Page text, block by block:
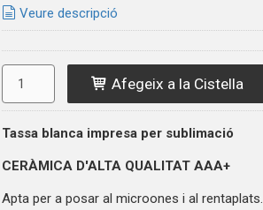
Veure descripció
Afegeix a la Cistella
Tassa blanca impresa per sublimació
CERÀMICA D'ALTA QUALITATAAA+
Apta per a posar al microones i al rentaplats.